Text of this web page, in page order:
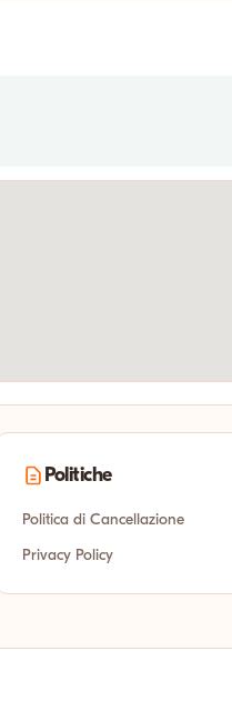
Politiche
Politica di Cancellazione
Privacy Policy